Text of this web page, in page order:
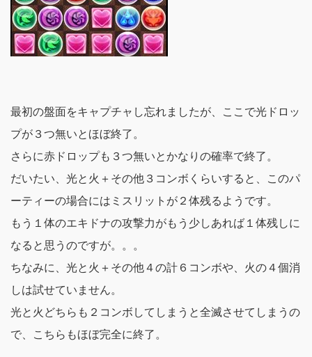
最初の盤面をキャプチャし忘れましたが、ここで光ドロッ
プが３つ無いとほぼ終了。
さらに赤ドロップも３つ無いとかなりの確率で終了。
だいたい、光と火＋その他３コンボくらいすると、このパ
ーティーの場合にはミスリットが２体残るようです。
もう１体のエキドナの攻撃力がもう少しあれば１体残しに
なると思うのですが。。。
ちなみに、光と火＋その他４の計６コンボや、火の４個消
しは試せていません。
光と火どちらも２コンボしてしまうと全滅させてしまうの
で、こちらもほぼ完全に終了。